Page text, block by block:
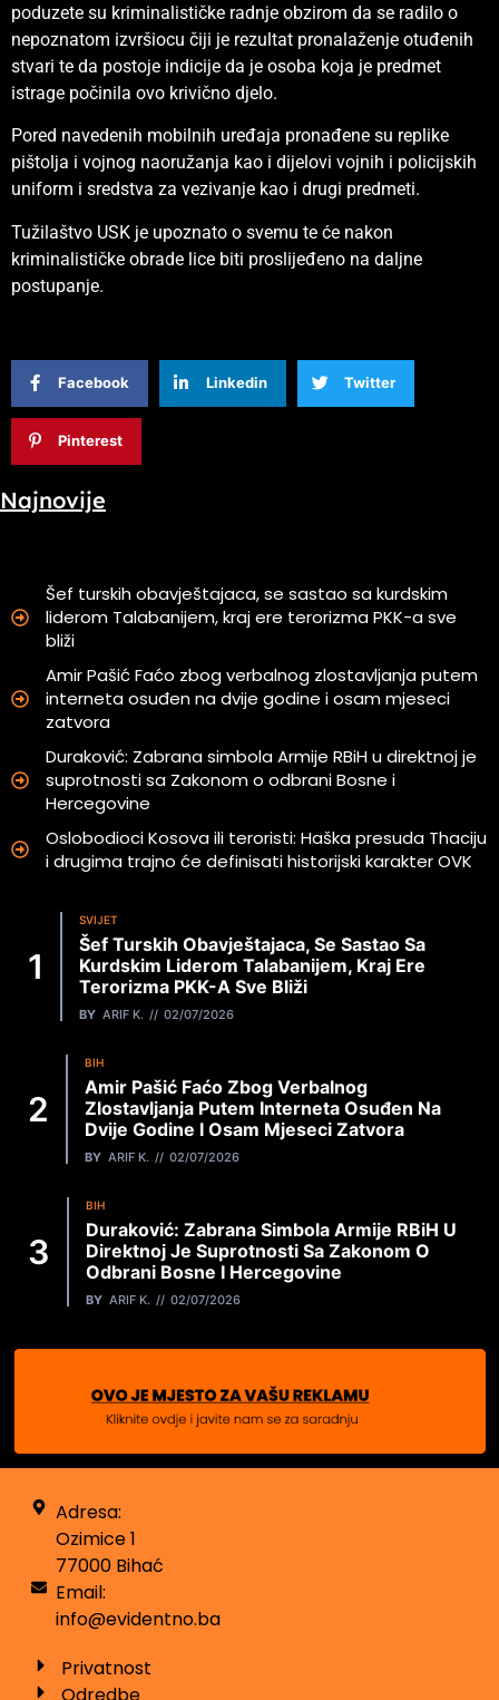
poduzete su kriminalističke radnje obzirom da se radilo o
nepoznatom izvršiocu čiji je rezultat pronalaženje otuđenih
stvari te da postoje indicije da je osoba koja je predmet
istrage počinila ovo krivično djelo.
Pored navedenih mobilnih uređaja pronađene su replike
pištolja i vojnog naoružanja kao i dijelovi vojnih i policijskih
uniform i sredstva za vezivanje kao i drugi predmeti.
Tužilaštvo USK je upoznato o svemu te će nakon
kriminalističke obrade lice biti proslijeđeno na daljne
postupanje.
Facebook Linkedin Twitter
Pinterest
Najnovije
Šef turskih obavještajaca, se sastao sa kurdskim
liderom Talabanijem, kraj ere terorizma PKK-a sve
bliži
Amir Pašić Faćo zbog verbalnog zlostavljanja putem
interneta osuđen na dvije godine i osam mjeseci
zatvora
Duraković: Zabrana simbola Armije RBiH u direktnoj je
suprotnosti sa Zakonom o odbrani Bosne i
Hercegovine
Oslobodioci Kosova ili teroristi: Haška presuda Thaciju
i drugima trajno će definisati historijski karakter OVK
SVIJET
Šef Turskih Obavještajaca, Se Sastao Sa
Kurdskim Liderom Talabanijem, Kraj Ere
Terorizma PKK-A Sve Bliži
BY ARIF K. 02/07/2026
BIH
Amir Pašić Faćo Zbog Verbalnog
Zlostavljanja Putem Interneta Osuđen Na
Dvije Godine I Osam Mjeseci Zatvora
BY ARIF K. 02/07/2026
BIH
Duraković: Zabrana Simbola Armije RBiH U
Direktnoj Je Suprotnosti Sa Zakonom O
Odbrani Bosne I Hercegovine
BY ARIF K. 02/07/2026
Adresa:
Ozimice 1
77000 Bihać
Email:
info@evidentno.ba
Privatnost